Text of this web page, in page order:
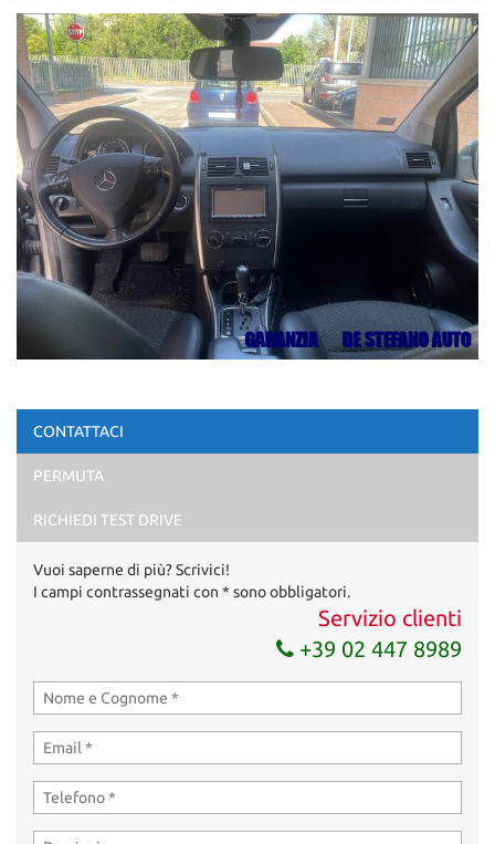
CONTATTACI
PERMUTA
RICHIEDI TEST DRIVE
Vuoi saperne di più? Scrivici!
I campi contrassegnati con * sono obbligatori.
Servizio clienti
+39 02 447 8989